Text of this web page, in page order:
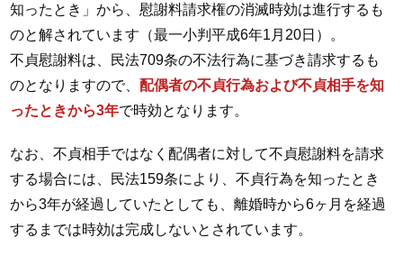
知ったとき」から、慰謝料請求権の消滅時効は進行するも
のと解されています（最一小判平成6年1月20日）。
不貞慰謝料は、民法709条の不法行為に基づき請求するも
のとなりますので、配偶者の不貞行為および不貞相手を知
ったときから3年で時効となります。
なお、不貞相手ではなく配偶者に対して不貞慰謝料を請求
する場合には、民法159条により、不貞行為を知ったとき
から3年が経過していたとしても、離婚時から6ヶ月を経過
するまでは時効は完成しないとされています。